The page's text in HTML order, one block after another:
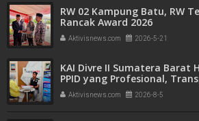
RW 02 Kampung Batu, RW
Rancak Award 2026
Aktivisnews.com 2026-5-21
KAI Divre II Sumatera Barat
PPID yang Profesional,
untuk Mempermudah Akses
Aktivisnews.com 2026-8-5